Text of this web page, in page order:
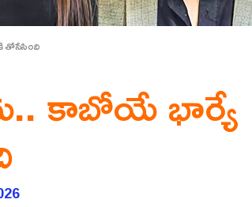
తోసేసింది
కాబోయే భార్యే